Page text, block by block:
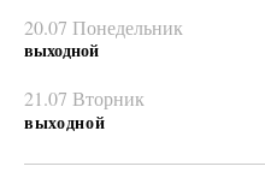
20.07 Понедельник
выходной
21.07 Вторник
выходной